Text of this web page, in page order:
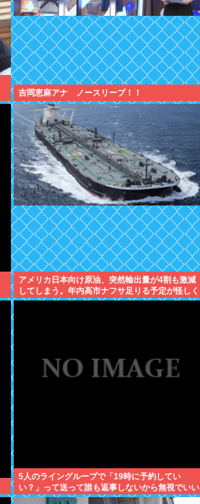
吉岡恵麻アナ ノースリーブ！！
アメリカ日本向け原油、突然輸出量が4割も激減
してしまう。年内高市ナフサ足りる予定が怪しく
なりはじめる
5人のライングループで「19時に予約してい
い？」って送って誰も返事しないから無視でいい
よね？